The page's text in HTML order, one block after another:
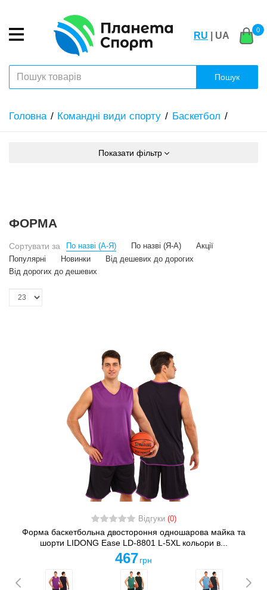
RU | UA
0
Пошук
Головна Командні види спорту Баскетбол
Показати фільтр
ФОРМА
Сортувати за По назві (А-Я) По назві (Я-А)
Акції
Популярні
Новинки
Від дешевих до дорогих
Від дорогих до дешевих
Відгуки (0)
Форма баскетбольна двостороння одношарова майка та
шорти LIDONG Ease LD-8801 L-5XL кольори в...
467 грн